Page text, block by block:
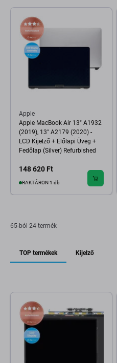
Apple
Apple MacBook Air 13" A1932
(2019), 13" A2179 (2020) -
LCD Kijelző + Előlapi Üveg +
Fedőlap (Silver) Refurbished
148 620 Ft
RAKTÁRON 1 db
65-ból 24 termék
TOP termékek Kijelző